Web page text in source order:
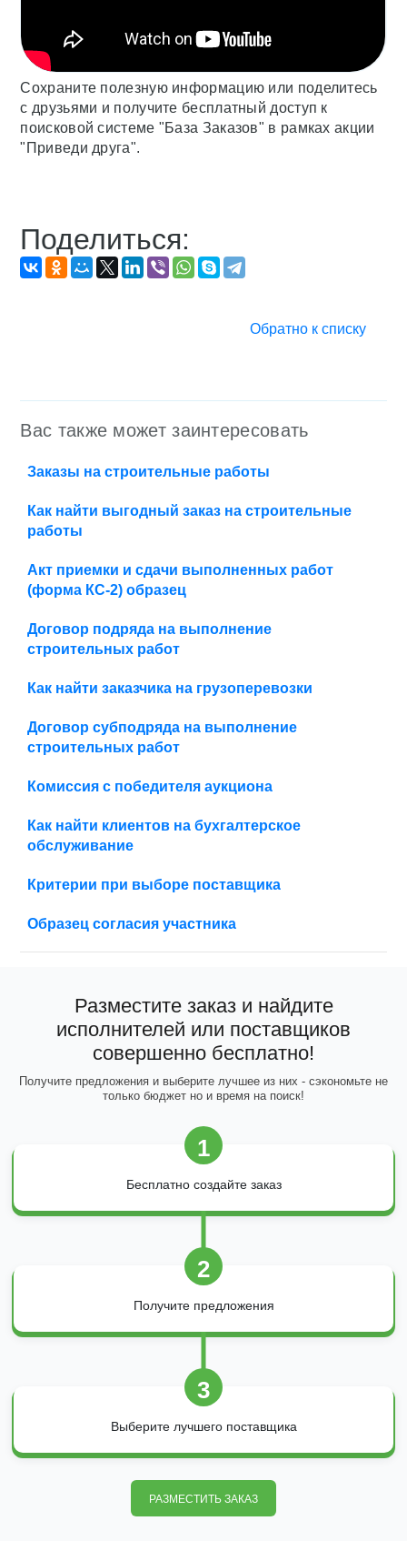
Сохраните полезную информацию или поделитесь
с друзьями и получите бесплатный доступ к
поисковой системе "База Заказов" в рамках акции
"Приведи друга".
Поделиться:
Обратно к списку
Вас также может заинтересовать
Заказы на строительные работы
Как найти выгодный заказ на строительные
работы
Акт приемки и сдачи выполненных работ
(форма КС-2) образец
Договор подряда на выполнение
строительных работ
Как найти заказчика на грузоперевозки
Договор субподряда на выполнение
строительных работ
Комиссия с победителя аукциона
Как найти клиентов на бухгалтерское
обслуживание
Критерии при выборе поставщика
Образец согласия участника
Разместите заказ и найдите
исполнителей или поставщиков
совершенно бесплатно!
Получите предложения и выберите лучшее из них - сэкономьте не
только бюджет но и время на поиск!
1
Бесплатно создайте заказ
2
Получите предложения
3
Выберите лучшего поставщика
РАЗМЕСТИТЬ ЗАКАЗ